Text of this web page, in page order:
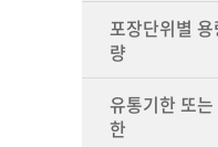
포장단위별
량
유통기한 또
한